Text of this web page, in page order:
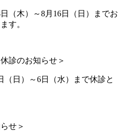
（木）～8月16日（日）までお
す。
診のお知らせ＞
（日）～6日（水）まで休診と
せ＞